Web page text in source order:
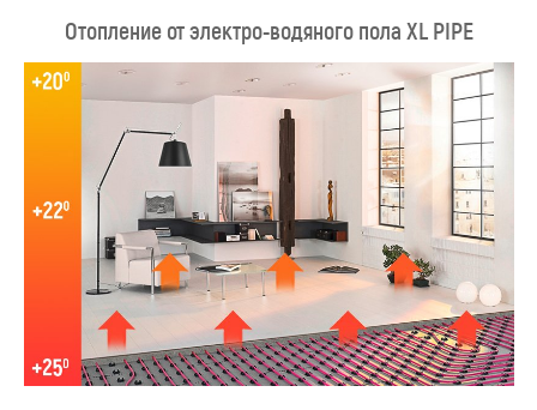
Отопление от электро-водяного пола XL PIPE